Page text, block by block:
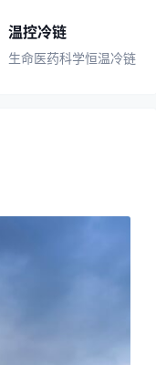
温控冷链
生命医药科学恒温冷链